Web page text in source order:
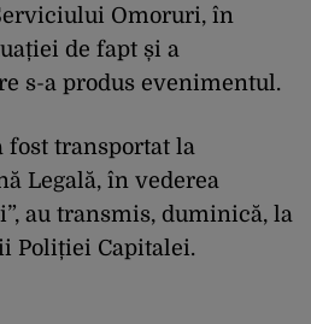
Omoruri, în
de fapt și a
s-a produs evenimentul.
transportat la
Legală, în vederea
au transmis, duminică, la
Poliției Capitalei.